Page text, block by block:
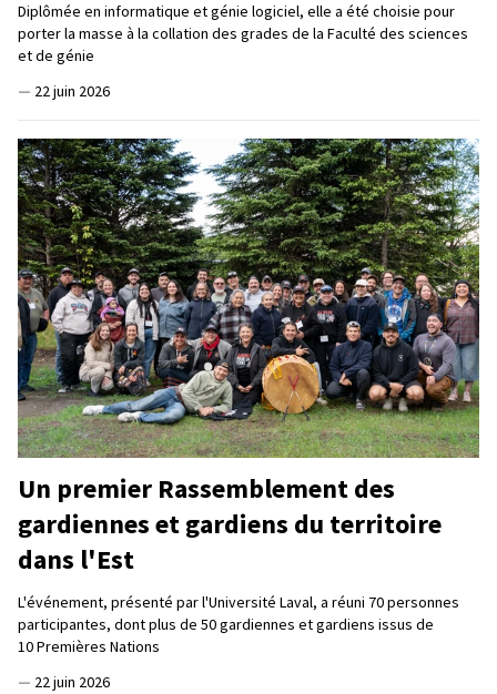
Diplômée en informatique et génie logiciel, elle a été choisie pour
porter la masse à la collation des grades de la Faculté des sciences
et de génie
— 22 juin 2026
Un premier Rassemblement des
gardiennes et gardiens du territoire
dans l'Est
L'événement, présenté par l'Université Laval, a réuni 70 personnes
participantes, dont plus de 50 gardiennes et gardiens issus de
10 Premières Nations
— 22 juin 2026